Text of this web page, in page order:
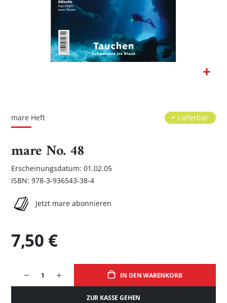
Bildgalerie
mare Heft Lieferbar
mare No. 48
Erscheinungsdatum: 01.02.05
ISBN: 978-3-936543-38-4
Jetzt mare abonnieren
IN DEN WARENKORB
ZUR KASSE GEHEN
7,50 €